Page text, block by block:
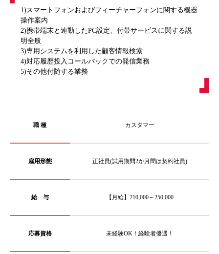
1)スマートフォンおよびフィーチャーフォンに関する機器
操作案内
2)携帯端末と連動したPC設定、付帯サービスに関する説
明全般
3)専用システムを利用した顧客情報検索
4)対応履歴投入コールバックでの発信業務
5)その他付随する業務
職 種 カスタマー
雇用形態 正社員(試用期間2か月間は契約社員)
給 与 【月給】210,000～250,000
応募資格 未経験OK！経験者優遇！